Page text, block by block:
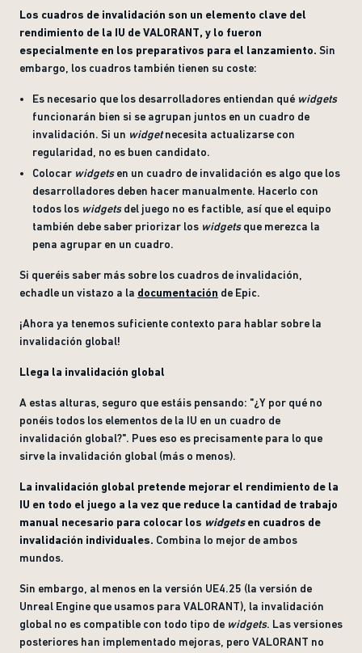
Los cuadros de invalidación son un elemento clave del
rendimiento de la IU de VALORANT, y lo fueron
especialmente en los preparativos para el lanzamiento. Sin
embargo, los cuadros también tienen su coste:
Es necesario que los desarrolladores entiendan qué widgets
funcionarán bien si se agrupan juntos en un cuadro de
invalidación. Si un widgetnecesita actualizarse con
regularidad, no es buen candidato.
Colocar widgetsen un cuadro de invalidación es algo que los
desarrolladores deben hacer manualmente. Hacerlo con
todos los widgetsdel juego no es factible, así que el equipo
también debe saber priorizar los widgetsque merezca la
pena agrupar en un cuadro.
Si queréis saber más sobre los cuadros de invalidación,
echadle un vistazo a la documentación de Epic.
¡Ahora ya tenemos suficiente contexto para hablar sobre la
invalidación global!
Llega la invalidación global
A estas alturas, seguro que estáis pensando: "¿Y por qué no
ponéis todos los elementos de la IU en un cuadro de
invalidación global?". Pues eso es precisamente para lo que
sirve la invalidación global (más o menos).
La invalidación global pretende mejorar el rendimiento de la
IU en todo el juego a la vez que reduce la cantidad de trabajo
manual necesario para colocar los widgetsen cuadros de
invalidación individuales. Combina lo mejor de ambos
mundos.
Sin embargo, al menos en la versión UE4.25 (la versión de
Unreal Engine que usamos para VALORANT), la invalidación
global no es compatible con todo tipo de widgets. Las versiones
posteriores han implementado mejoras, pero VALORANT no